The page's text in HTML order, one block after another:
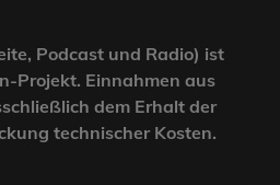
Podcast und Radio) ist
Projekt. Einnahmen aus
dem Erhalt der
technischer Kosten.